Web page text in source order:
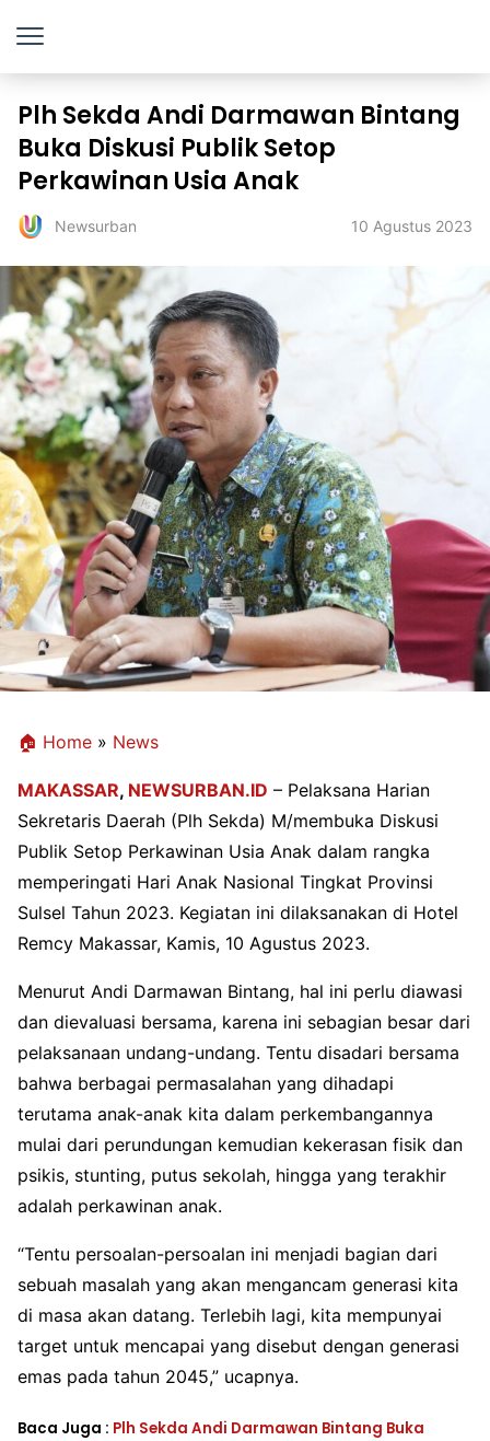
Plh Sekda Andi Darmawan Bintang
Buka Diskusi Publik Setop
Perkawinan Usia Anak
Newsurban 10 Agustus 2023
🏠 Home » News
MAKASSAR, NEWSURBAN.ID – Pelaksana Harian
Sekretaris Daerah (Plh Sekda) M/membuka Diskusi
Publik Setop Perkawinan Usia Anak dalam rangka
memperingati Hari Anak Nasional Tingkat Provinsi
Sulsel Tahun 2023. Kegiatan ini dilaksanakan di Hotel
Remcy Makassar, Kamis, 10 Agustus 2023.
Menurut Andi Darmawan Bintang, hal ini perlu diawasi
dan dievaluasi bersama, karena ini sebagian besar dari
pelaksanaan undang-undang. Tentu disadari bersama
bahwa berbagai permasalahan yang dihadapi
terutama anak-anak kita dalam perkembangannya
mulai dari perundungan kemudian kekerasan fisik dan
psikis, stunting, putus sekolah, hingga yang terakhir
adalah perkawinan anak.
“Tentu persoalan-persoalan ini menjadi bagian dari
sebuah masalah yang akan mengancam generasi kita
di masa akan datang. Terlebih lagi, kita mempunyai
target untuk mencapai yang disebut dengan generasi
emas pada tahun 2045,” ucapnya.
Baca Juga : Plh Sekda Andi Darmawan Bintang Buka